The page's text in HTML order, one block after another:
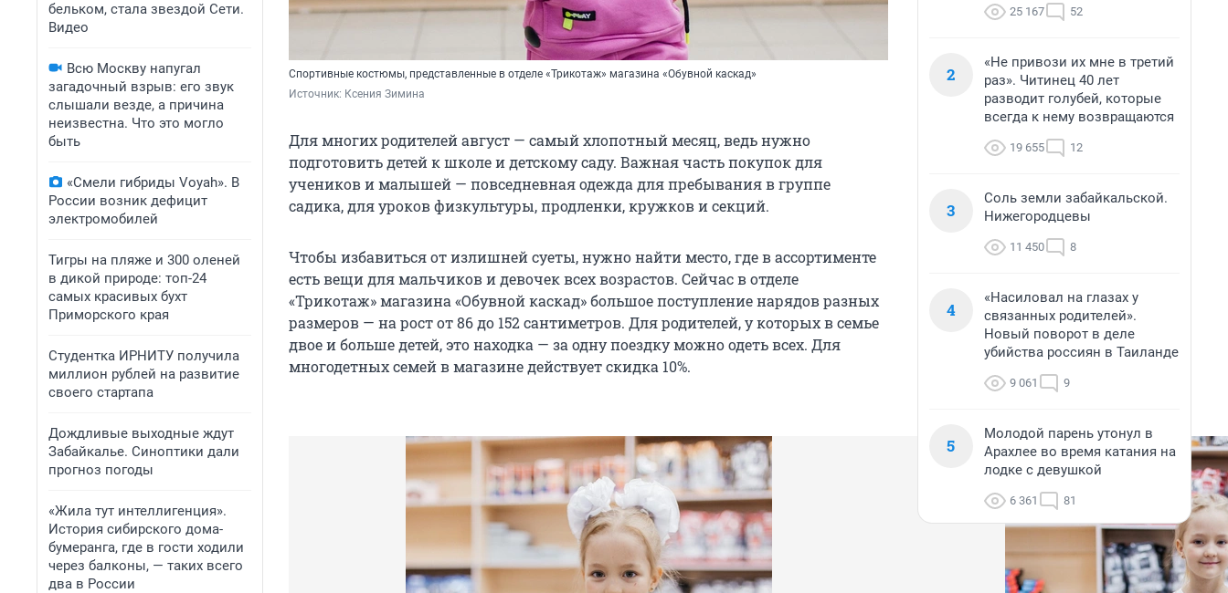
бельком, стала звездой Сети.
Видео
Всю Москву напугал
загадочный взрыв: его звук
слышали везде, а причина
неизвестна. Что это могло
быть
«Смели гибриды Voyah». В
России возник дефицит
электромобилей
Тигры на пляже и 300 оленей
в дикой природе: топ-24
самых красивых бухт
Приморского края
Студентка ИРНИТУ получила
миллион рублей на развитие
своего стартапа
Дождливые выходные ждут
Забайкалье. Синоптики дали
прогноз погоды
«Жила тут интеллигенция».
История сибирского дома-
бумеранга, где в гости ходили
через балконы, — таких всего
два в России
Спортивные костюмы, представленные в отделе «Трикотаж» магазина «Обувной каскад»
Источник: Ксения Зимина
Для многих родителей август — самый хлопотный месяц, ведь нужно
подготовить детей к школе и детскому саду. Важная часть покупок для
учеников и малышей — повседневная одежда для пребывания в группе
садика, для уроков физкультуры, продленки, кружков и секций.
Чтобы избавиться от излишней суеты, нужно найти место, где в ассортименте
есть вещи для мальчиков и девочек всех возрастов. Сейчас в отделе
«Трикотаж» магазина «Обувной каскад» большое поступление нарядов разных
размеров — на рост от 86 до 152 сантиметров. Для родителей, у которых в семье
двое и больше детей, это находка — за одну поездку можно одеть всех. Для
многодетных семей в магазине действует скидка 10%.
25 167 52
2
«Не привози их мне в третий
раз». Читинец 40 лет
разводит голубей, которые
всегда к нему возвращаются
19 655 12
3
Соль земли забайкальской.
Нижегородцевы
11 450 8
4
«Насиловал на глазах у
связанных родителей».
Новый поворот в деле
убийства россиян в Таиланде
9 061 9
5
Молодой парень утонул в
Арахлее во время катания на
лодке с девушкой
6 361 81